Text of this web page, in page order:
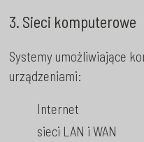
3. Sieci komputerowe
Systemy umożliwiające
urządzeniami:
Internet
sieci LAN i WAN